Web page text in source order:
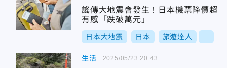
謠傳大地震會發生！日本機票降價超
有感「跌破萬元」
日本大地震 日本 旅遊達人
生活 2025/05/23 20:43